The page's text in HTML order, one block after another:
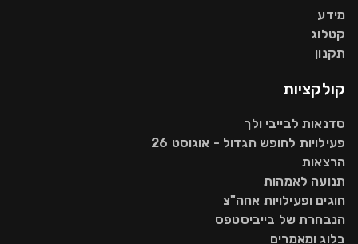
מידע
קטלוג
תקנון
קולקציות
סדנאות לבייבי ולך
פעילויות לחופש הגדול - אוגוסט 26
הרצאות
תנועה לאמהות
חוגים ופעילויות אחה"צ
הנבחרת של בייביסטפס
בלוג ומאמרים